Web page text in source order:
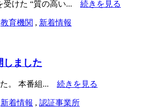
受けた “質の高い... 続きを見る
教育機関 , 新着情報
しました
た。 本番組... 続きを見る
新着情報 , 認証事業所